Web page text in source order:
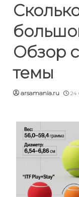
Обзор
темы
arsamania.ru 24